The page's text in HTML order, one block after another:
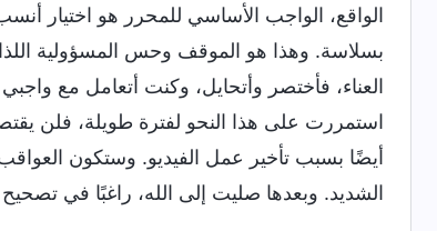
الواقع، الواجب الأساسي للمحرر هو اختيار
بسلاسة. وهذا هو الموقف وحس المسؤولية
العناء، فأختصر وأتحايل، وكنت أتعامل مع
استمررت على هذا النحو لفترة طويلة، فلن
أيضًا بسبب تأخير عمل الفيديو. وستكون
الشديد. وبعدها صليت إلى الله، راغبًا في